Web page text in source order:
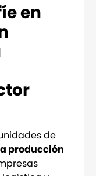
en
de
producción